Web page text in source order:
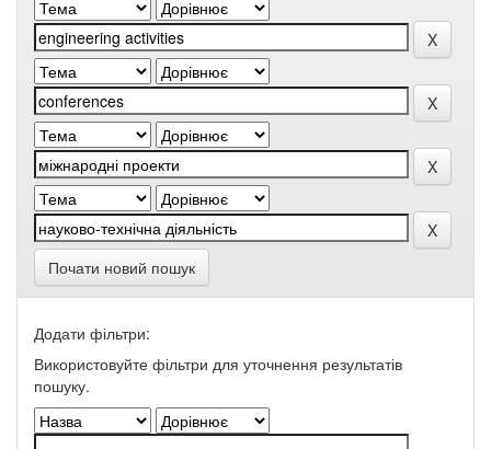
Почати новий пошук
Додати фільтри:
Використовуйте фільтри для уточнення результатів
пошуку.